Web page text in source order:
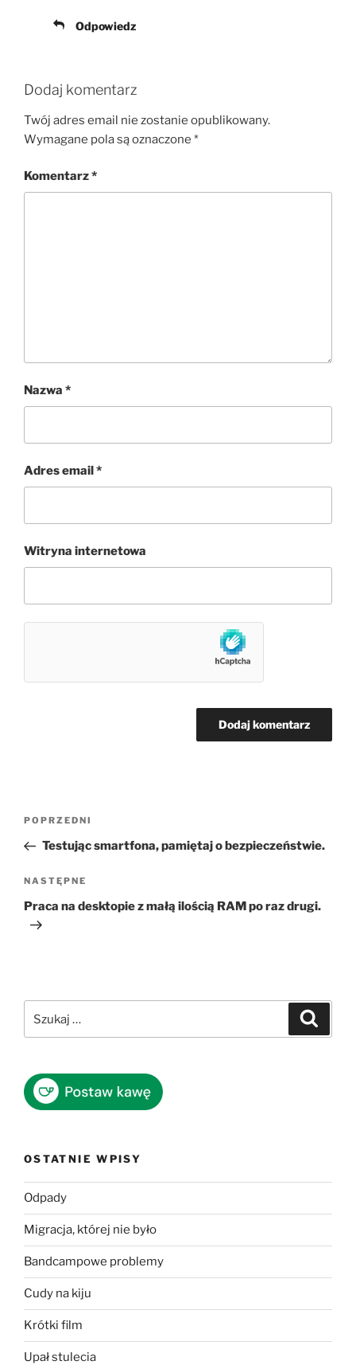
Odpowiedz
Dodaj komentarz
Twój adres email nie zostanie opublikowany.
Wymagane pola są oznaczone *
Komentarz*
Nazwa *
Adres email*
Witryna internetowa
Nawigacja
Poprzedni
wpis
POPRZEDNI
Testując smartfona, pamiętaj o bezpieczeństwie.
Następny
wpis
NASTĘPNE
Praca na desktopie z małą ilością RAM po raz drugi.
OSTATNIE WPISY
Odpady
Migracja, której nie było
Bandcampowe problemy
Cudy na kiju
Krótki film
Upał stulecia